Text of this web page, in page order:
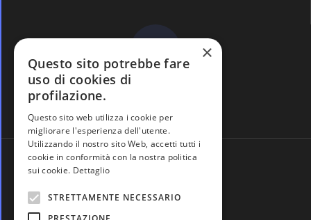
Domande frequenti
×
Questo sito potrebbe fare
uso di cookies di
profilazione.
Questo sito web utilizza i cookie per
migliorare l'esperienza dell'utente.
Utilizzando il nostro sito Web, accetti tutti i
cookie in conformità con la nostra politica
sui cookie. Dettaglio
STRETTAMENTE NECESSARIO